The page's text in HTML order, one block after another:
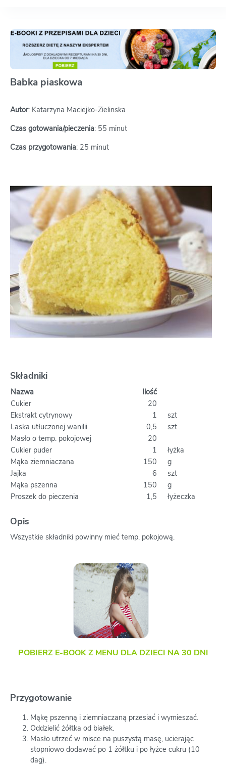
Babka piaskowa
Autor: Katarzyna Maciejko-Zielinska
Czas gotowania/pieczenia: 55 minut
Czas przygotowania: 25 minut
Składniki
Nazwa
Ilość
Cukier
20
Ekstrakt cytrynowy
1
szt
Laska utłuczonej wanilii
0,5
szt
Masło o temp. pokojowej
20
Cukier puder
1
łyżka
Mąka ziemniaczana
150
g
Jajka
6
szt
Mąka pszenna
150
g
Proszek do pieczenia
1,5 łyżeczka
Opis
Wszystkie składniki powinny mieć temp. pokojową.
POBIERZ E-BOOK Z MENU DLA DZIECI NA 30 DNI
Przygotowanie
Mąkę pszenną i ziemniaczaną przesiać i wymieszać.
Oddzielić żółtka od białek.
Masło utrzeć w misce na puszystą masę, ucierając
stopniowo dodawać po 1 żółtku i po łyżce cukru (10
dag).